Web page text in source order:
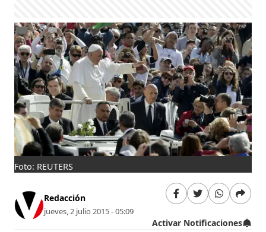
Foto: REUTERS
Redacción
jueves, 2 julio 2015 - 05:09
Activar Notificaciones